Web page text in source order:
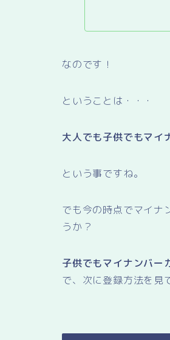
なのです！
ということは・・・
大人でも子供でもマイ
という事ですね。
でも今の時点でマイナ
うか？
子供でもマイナンバー
で、次に登録方法を見